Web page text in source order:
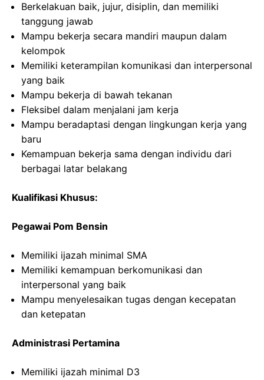
Berkelakuan baik, jujur, disiplin, dan memiliki
tanggung jawab
Mampu bekerja secara mandiri maupun dalam
kelompok
Memiliki keterampilan komunikasi dan interpersonal
yang baik
Mampu bekerja di bawah tekanan
Fleksibel dalam menjalani jam kerja
Mampu beradaptasi dengan lingkungan kerja yang
baru
Kemampuan bekerja sama dengan individu dari
berbagai latar belakang
Kualifikasi Khusus:
Pegawai Pom Bensin
Memiliki ijazah minimal SMA
Memiliki kemampuan berkomunikasi dan
interpersonal yang baik
Mampu menyelesaikan tugas dengan kecepatan
dan ketepatan
Administrasi Pertamina
Memiliki ijazah minimal D3